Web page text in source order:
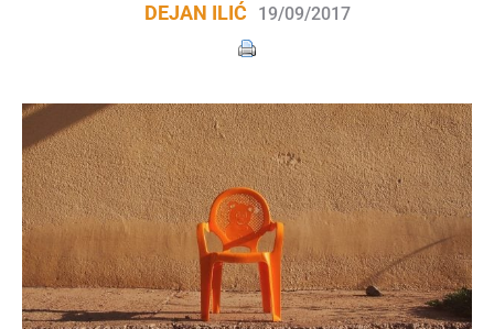
DEJAN ILIĆ 19/09/2017